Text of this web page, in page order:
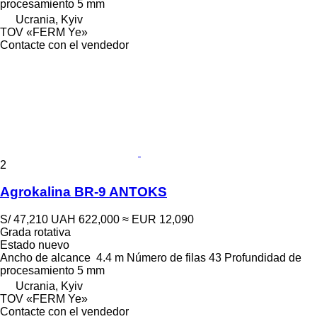
procesamiento 5 mm
Ucrania, Kyiv
TOV «FERM Ye»
Contacte con el vendedor
2
Agrokalina BR-9 ANTOKS
S/ 47,210 UAH 622,000 ≈ EUR 12,090
Grada rotativa
Estado nuevo
Ancho de alcance 4.4 m Número de filas 43 Profundidad de
procesamiento 5 mm
Ucrania, Kyiv
TOV «FERM Ye»
Contacte con el vendedor